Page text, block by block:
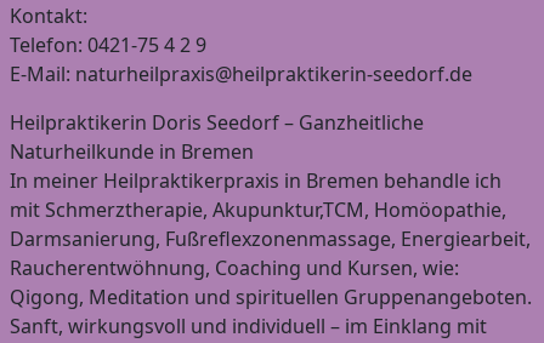
Kontakt:
Telefon: 0421-75 4 2 9
E-Mail: naturheilpraxis@heilpraktikerin-seedorf.de
Heilpraktikerin Doris Seedorf – Ganzheitliche
Naturheilkunde in Bremen
In meiner Heilpraktikerpraxis in Bremen behandle ich
mit Schmerztherapie, Akupunktur,TCM, Homöopathie,
Darmsanierung, Fußreflexzonenmassage, Energiearbeit,
Raucherentwöhnung, Coaching und Kursen, wie:
Qigong, Meditation und spirituellen Gruppenangeboten.
Sanft, wirkungsvoll und individuell – im Einklang mit